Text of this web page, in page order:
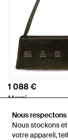
Nous
Nous stockons
votre appareil,
Nous
Nous stockons
votre appareil,
1 088 €
Marni
De Miinto